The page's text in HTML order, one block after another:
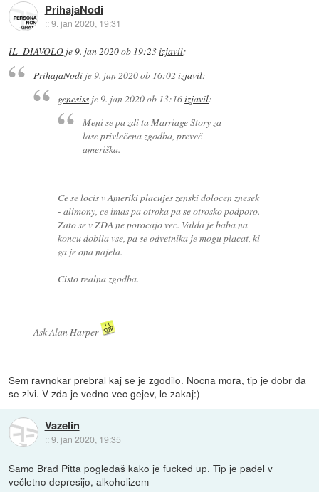
PrihajaNodi
::9. jan 2020, 19:31
IL_DIAVOLO je9. jan 2020 ob 19:23izjavil:
PrihajaNodije9. jan 2020 ob 16:02 izjavil:
genesiss je 9. jan 2020 ob 13:16izjavil:
Meni se pa zdi ta Marriage Story za
lase privlečena zgodba, preveč
ameriška.
Ce se locis v Ameriki placujes zenski dolocen znesek
- alimony, ce imas pa otroka pa se otrosko podporo.
Zato se v ZDA ne porocajo vec. Valda je baba na
koncu dobila vse, pa se odvetnika je mogu placat, ki
ga je ona najela.
Cisto realna zgodba.
Ask Alan Harper
Sem ravnokar prebral kaj se je zgodilo. Nocna mora, tip je dobr da
se zivi. V zda je vedno vec gejev, le zakaj:)
Vazelin
::9. jan 2020, 19:35
Samo Brad Pitta pogledaš kako je fucked up. Tip je padel v
večletno depresijo, alkoholizem